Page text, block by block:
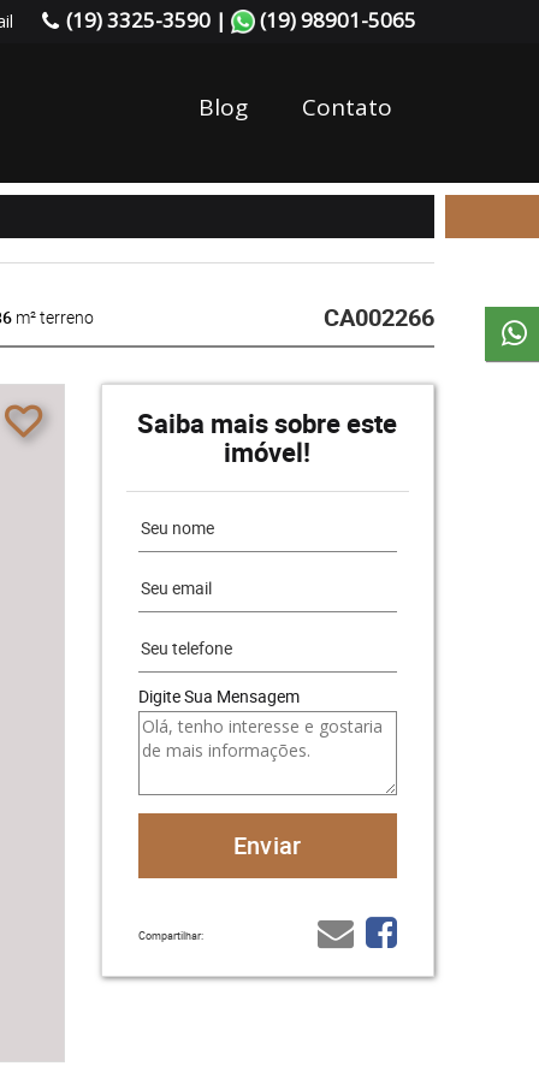
(19) 3325-3590 | (19) 98901-5065
Blog Contato
m² terreno CA002266
Saiba mais sobre este
imóvel!
Digite Sua Mensagem
Compartilhar: